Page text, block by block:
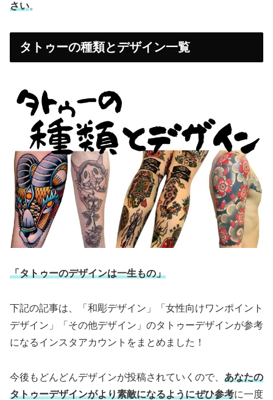
さい。
タトゥーの種類とデザイン一覧
「タトゥーのデザインは一生もの」
下記の記事は、「和彫デザイン」「女性向けワンポイント
デザイン」「その他デザイン」のタトゥーデザインが参考
になるインスタアカウントをまとめました！
今後もどんどんデザインが投稿されていくので、 あなたの
タトゥーデザインがより素敵になるようにぜひ参考に一度